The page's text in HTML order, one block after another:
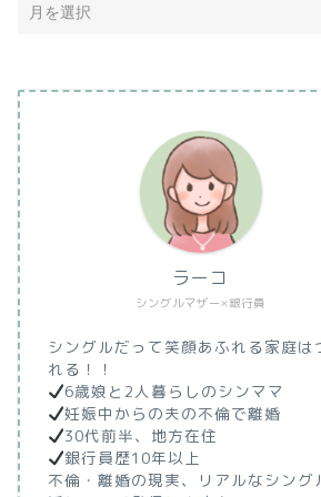
シングルマザー×銀行員
ラーコ
シングルだって笑顔あふれる家庭は
れる！！
6歳娘と2人暮らしのシンママ
妊娠中からの夫の不倫で離婚
30代前半、地方在住
銀行員歴10年以上
不倫・離婚の現実、リアルなシング